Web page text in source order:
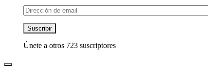
Dirección
de
email
Suscribir
Únete a otros 723 suscriptores